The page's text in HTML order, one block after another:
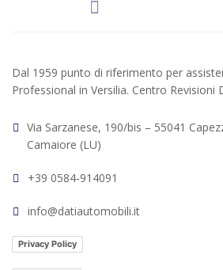
Dal 1959 punto di riferimento per
Professional in Versilia. Centro Revisioni
Via Sarzanese, 190/bis – 55041
Camaiore (LU)
+39 0584-914091
info@datiautomobili.it
Privacy Policy